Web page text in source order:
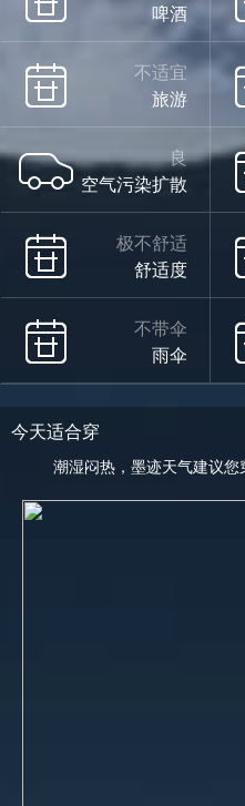
啤酒
不适宜
旅游
良
空气污染扩散
极不舒适
舒适度
不带伞
雨伞
今天适合穿
潮湿闷热，墨迹天气建议